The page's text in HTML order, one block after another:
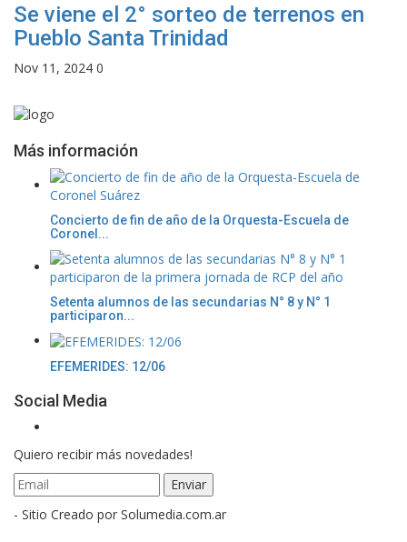
Se viene el 2° sorteo de terrenos en
Pueblo Santa Trinidad
Nov 11, 2024 0
Más información
Concierto de fin de año de la Orquesta-Escuela de
Coronel...
Setenta alumnos de las secundarias N° 8 y N° 1
participaron...
EFEMERIDES: 12/06
Social Media
Quiero recibir más novedades!
- Sitio Creado por Solumedia.com.ar